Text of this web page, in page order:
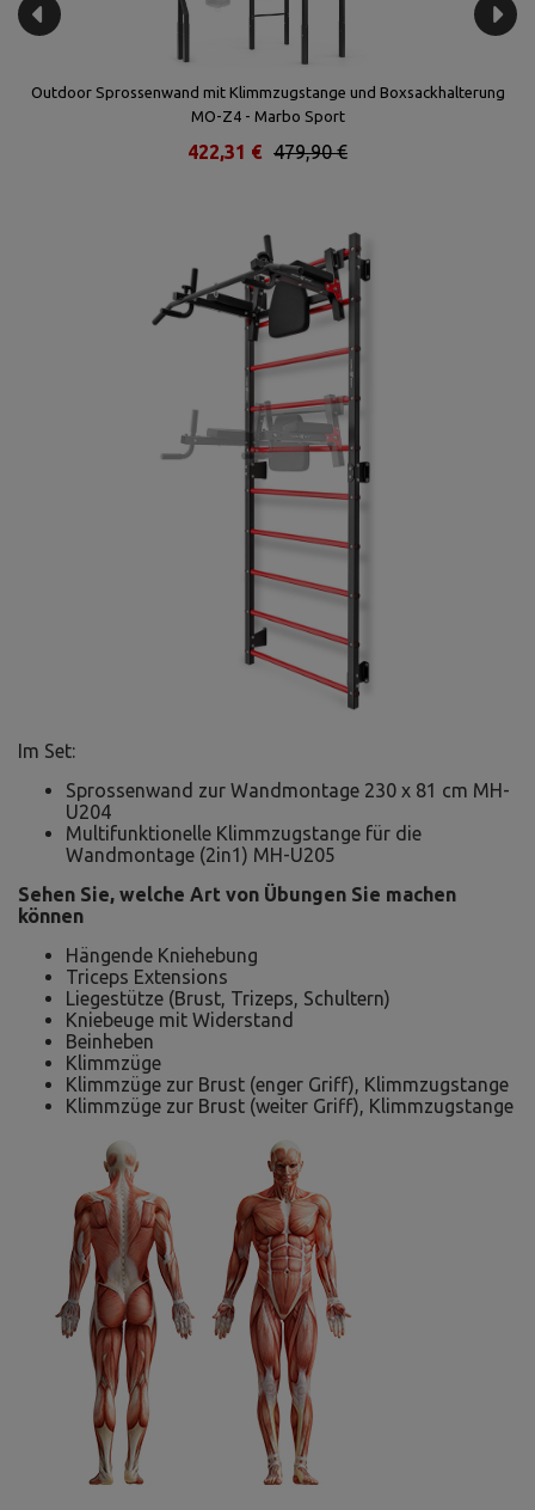
Outdoor Sprossenwand mit Klimmzugstange und Boxsackhalterung
MO-Z4 - Marbo Sport
479,90 €
422,31 €
Im Set:
Sprossenwand zur Wandmontage 230 x 81 cm MH-
U204
Multifunktionelle Klimmzugstange für die
Wandmontage (2in1) MH-U205
Sehen Sie, welche Art von Übungen Sie machen
können
Hängende Kniehebung
Triceps Extensions
Liegestütze (Brust, Trizeps, Schultern)
Kniebeuge mit Widerstand
Beinheben
Klimmzüge
Klimmzüge zur Brust (enger Griff), Klimmzugstange
Klimmzüge zur Brust (weiter Griff), Klimmzugstange